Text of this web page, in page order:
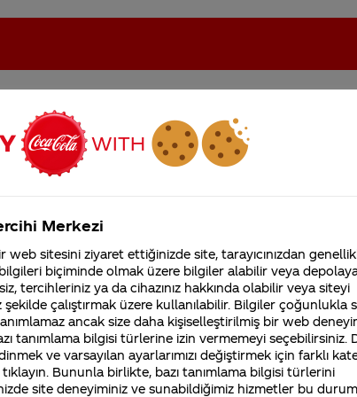
Filistin'de fabr...
sorular
Marka
şifreyi https://
adresine giriyorum. şifre
Kurumsal
4355 Soru
Coca-Cola Şirketi
merak ettikleriniz.
Fabrikalarımız,
sertifikalarımız, faaliyet
gösterdiğimiz ülkeler,
tarihçemiz ve daha
Merkezi
web sitesini ziyaret ettiğinizde site, tarayıcınızdan
biçiminde olmak üzere bilgiler alabilir veya
tercihleriniz ya da cihazınız hakkında olabilir veya siteyi
şekilde çalıştırmak üzere kullanılabilir. Bilgiler çoğunlukla
ancak size daha kişiselleştirilmiş bir web
tanımlama bilgisi türlerine izin vermemeyi seçebilirsiniz.
ve varsayılan ayarlarımızı değiştirmek için farklı
tıklayın. Bununla birlikte, bazı tanımlama bilgisi türlerini
site deneyiminiz ve sunabildiğimiz hizmetler bu